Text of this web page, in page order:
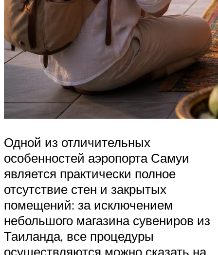
Одной из отличительных
особенностей аэропорта Самуи
является практически полное
отсутствие стен и закрытых
помещений: за исключением
небольшого магазина сувениров из
Таиланда, все процедуры
осуществляются можно сказать на